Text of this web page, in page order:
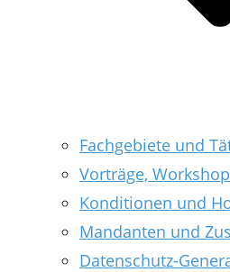
Fachgebiete und
Vorträge,
Konditionen und
Mandanten und
Datenschutz-